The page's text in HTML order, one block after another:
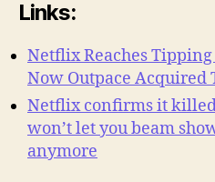
Links:
Netflix Reaches
Now Outpace Acquired
Netflix confirms it
won’t let you beam
anymore